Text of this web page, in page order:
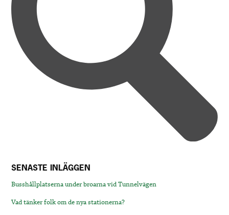
SENASTE INLÄGGEN
Busshållplatserna under broarna vid Tunnelvägen
Vad tänker folk om de nya stationerna?